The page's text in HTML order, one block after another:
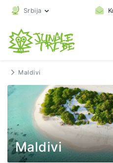
Srbija
Maldivi
Maldivi